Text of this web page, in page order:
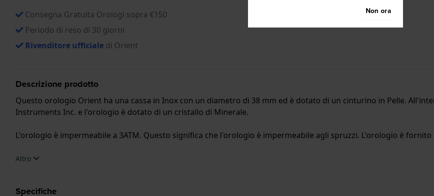
Consegna Gratuita Orologi sopra €150
Periodo di reso di 30 giorni
Rivenditore ufficiale di Orient
Descrizione prodotto
Questo orologio Orient ha una cassa in Inox con un diametro di 38 mm ed è dotato di un cinturino in Pelle.
Instruments Inc. e l'orologio è dotato di un cristallo di Minerale.
L'orologio è impermeabile a 3ATM. Questo significa che l'orologio è impermeabile agli spruzzi. L'orologio è fornito
.Altro
Specifiche
Non ora